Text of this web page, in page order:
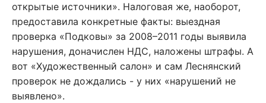
открытые источники». Налоговая же, наоборот,
предоставила конкретные факты: выездная
проверка «Подковы» за 2008–2011 годы выявила
нарушения, доначислен НДС, наложены штрафы. А
вот «Художественный салон» и сам Леснянский
проверок не дождались - у них «нарушений не
выявлено».